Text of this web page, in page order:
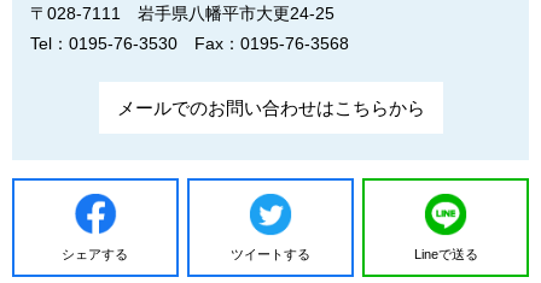
〒028-7111
岩手県八幡平市大更24-25
Tel：0195-76-3530
Fax：0195-76-3568
メールでのお問い合わせはこちらから
シェアする ツイートする Lineで送る